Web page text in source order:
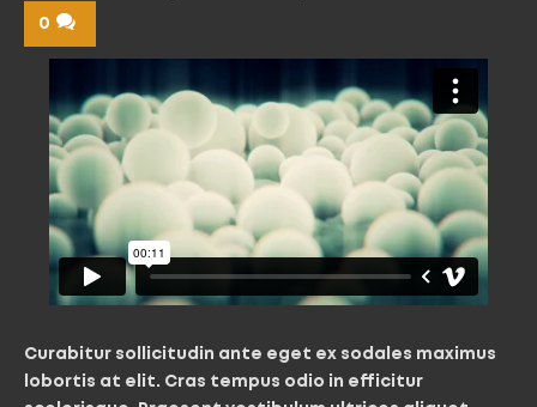
0
Curabitur sollicitudin ante eget ex sodales maximus
lobortis at elit. Cras tempus odio in efficitur